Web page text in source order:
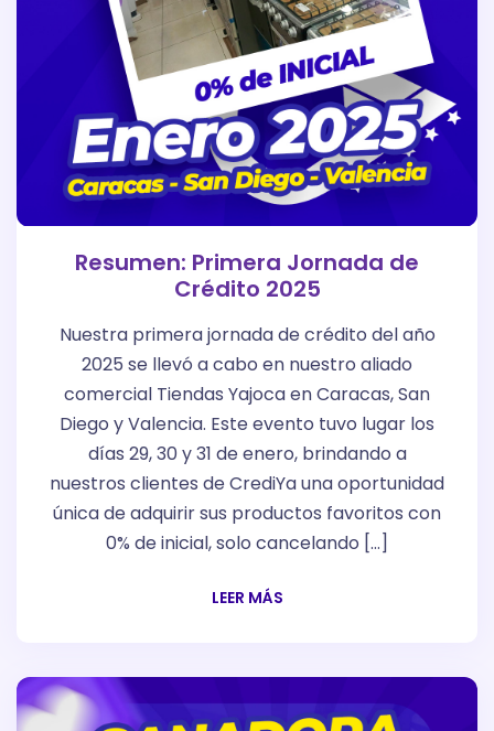
Resumen: Primera Jornada de
Crédito 2025
Nuestra primera jornada de crédito del año
2025 se llevó a cabo en nuestro aliado
comercial Tiendas Yajoca en Caracas, San
Diego y Valencia. Este evento tuvo lugar los
días 29, 30 y 31 de enero, brindando a
nuestros clientes de CrediYa una oportunidad
única de adquirir sus productos favoritos con
0% de inicial, solo cancelando […]
LEER MÁS